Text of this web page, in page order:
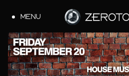
MENU